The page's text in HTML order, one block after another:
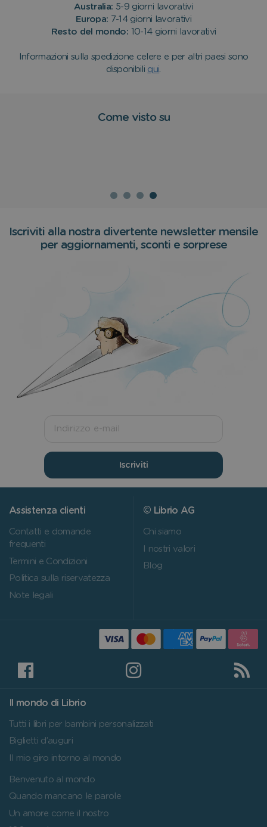
Australia: 5-9 giorni lavorativi
Europa: 7-14 giorni lavorativi
Resto del mondo: 10-14 giorni lavorativi
Informazioni sulla spedizione celere e per altri paesi sono
disponibili qui.
Come visto su
Iscriviti alla nostra divertente newsletter mensile
per aggiornamenti, sconti e sorprese
Iscriviti
Assistenza clienti
Contatti e domande
frequenti
Termini e Condizioni
Politica sulla riservatezza
Note legali
© Librio AG
Chi siamo
I nostri valori
Blog
Il mondo di Librio
Tutti i libri per bambini personalizzati
Biglietti d’auguri
Il mio giro intorno al mondo
Benvenuto al mondo
Quando mancano le parole
Un amore come il nostro